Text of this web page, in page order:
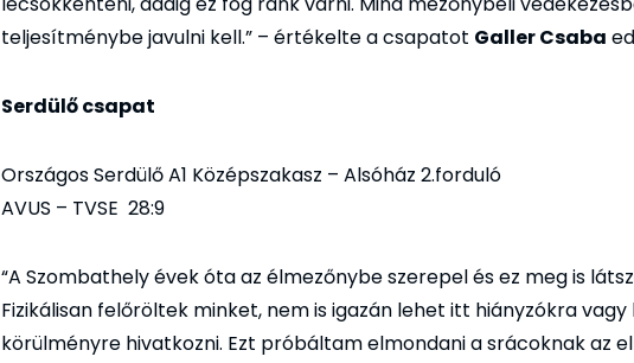
teljesítménybe javulni kell.” – értékelte a csapatot Galler Csaba
Serdülő csapat
Országos Serdülő A1 Középszakasz – Alsóház 2.forduló
AVUS – TVSE 28:9
“A Szombathely évek óta az élmezőnybe szerepel és ez meg is
Fizikálisan felőröltek minket, nem is igazán lehet itt hiányzókra
körülményre hivatkozni. Ezt próbáltam elmondani a srácoknak az